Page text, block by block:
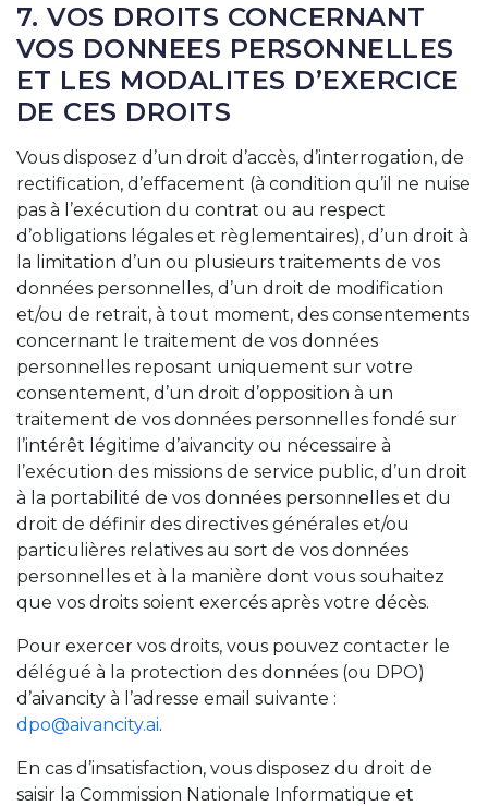
7. VOS DROITS CONCERNANT
VOS DONNEES PERSONNELLES
ET LES MODALITES D’EXERCICE
DE CES DROITS
Vous disposez d’un droit d’accès, d’interrogation, de
rectification, d’effacement (à condition qu’il ne nuise
pas à l’exécution du contrat ou au respect
d’obligations légales et règlementaires), d’un droit à
la limitation d’un ou plusieurs traitements de vos
données personnelles, d’un droit de modification
et/ou de retrait, à tout moment, des consentements
concernant le traitement de vos données
personnelles reposant uniquement sur votre
consentement, d’un droit d’opposition à un
traitement de vos données personnelles fondé sur
l’intérêt légitime d’aivancity ou nécessaire à
l’exécution des missions de service public, d’un droit
à la portabilité de vos données personnelles et du
droit de définir des directives générales et/ou
particulières relatives au sort de vos données
personnelles et à la manière dont vous souhaitez
que vos droits soient exercés après votre décès.
Pour exercer vos droits, vous pouvez contacter le
délégué à la protection des données (ou DPO)
d’aivancity à l’adresse email suivante :
dpo@aivancity.ai.
En cas d’insatisfaction, vous disposez du droit de
saisir la Commission Nationale Informatique et